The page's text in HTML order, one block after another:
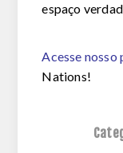
espaço
Acesse nosso
Nations!